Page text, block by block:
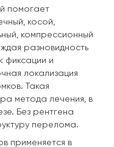
помогает
косой,
компрессионный
разновидность
фиксации и
локализация
Такая
метода лечения, в
Без рентгена
перелома.
применяется в